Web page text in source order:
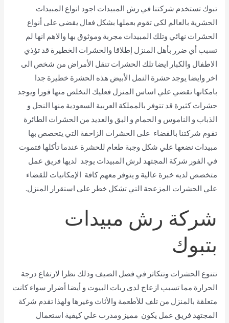
تبوكتستخدم شركتنا في رش المبيدات اجود انواع المبيدات
الحشرية بالعالم لكي تقوم بعملها بشكل فعال يقضي على أنواع
الحشرات نهائي وتلك المبيدات مجربة وموثوق بها والاهم انها لم
تسبب أي ضرر بأهل المنزل إطلاقا والحشرات الخطيرة قد تؤذي
الاطفال والكبار ايضا تلك الحشرات تنقل الأمراض من شخص الى
اخر وايضا يوجد حشرة النمل الأبيض هذه الحشرة خطيرة جدا
بامكانها تقضي علي اساس المنزل فعليك التخلص منها فورا ويوجد
حشرات كثيرة قد تتوفر بالمملكة العربية السعودية منها النحل و
الذباب و الناموس و الحمام و البق والعديد من الحشرات الطائرة
تقوم شركتنا بالقضاء على الحشرات الزاحفة التي يتخصص بها
مبيدات نضعها علي شكل وجبة طعام للحشرة عندما تأكلها فتموت
في الفور شركة المجتهد لرش المبيدات يوجد لديها فريق عمل
متخصص لديه خبرة عالية و يتوفر معهم كافة الإمكانيات للقضاء
علي الحشرات المزعجة التي تشكل خطر على استقرار المنزل.
شركة رش مبيدات
بتبوك
تتنوع الحشرات وتتكاثر في فصل الصيف وذلك نظرا لارتفاع درجة
الحرارة مما تسبب ازعاج لدى ربات البيوت و أيضا أضرار سواء كانت
متعلقة بالمنزل من تلف للأطعمة والأثاث وغيرها ولهذا تقدم شركة
المجتهد فريق عمل يكون مميز ومدرب علي كيفية استعمال